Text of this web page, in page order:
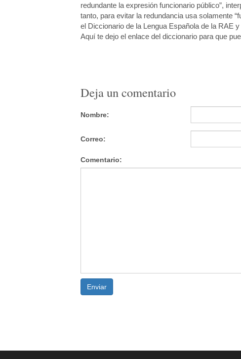
redundante la expresión funcionario público”,
tanto, para evitar la redundancia usa solamente
el Diccionario de la Lengua Española de la RAE
Aquí te dejo el enlace del diccionario para que
Deja un comentario
Nombre:
Correo:
Comentario:
Enviar